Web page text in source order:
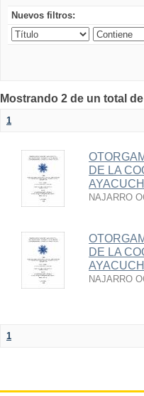
Nuevos filtros:
Mostrando 2 de un total
1
DE LA
NAJARRO
DE LA
NAJARRO
1